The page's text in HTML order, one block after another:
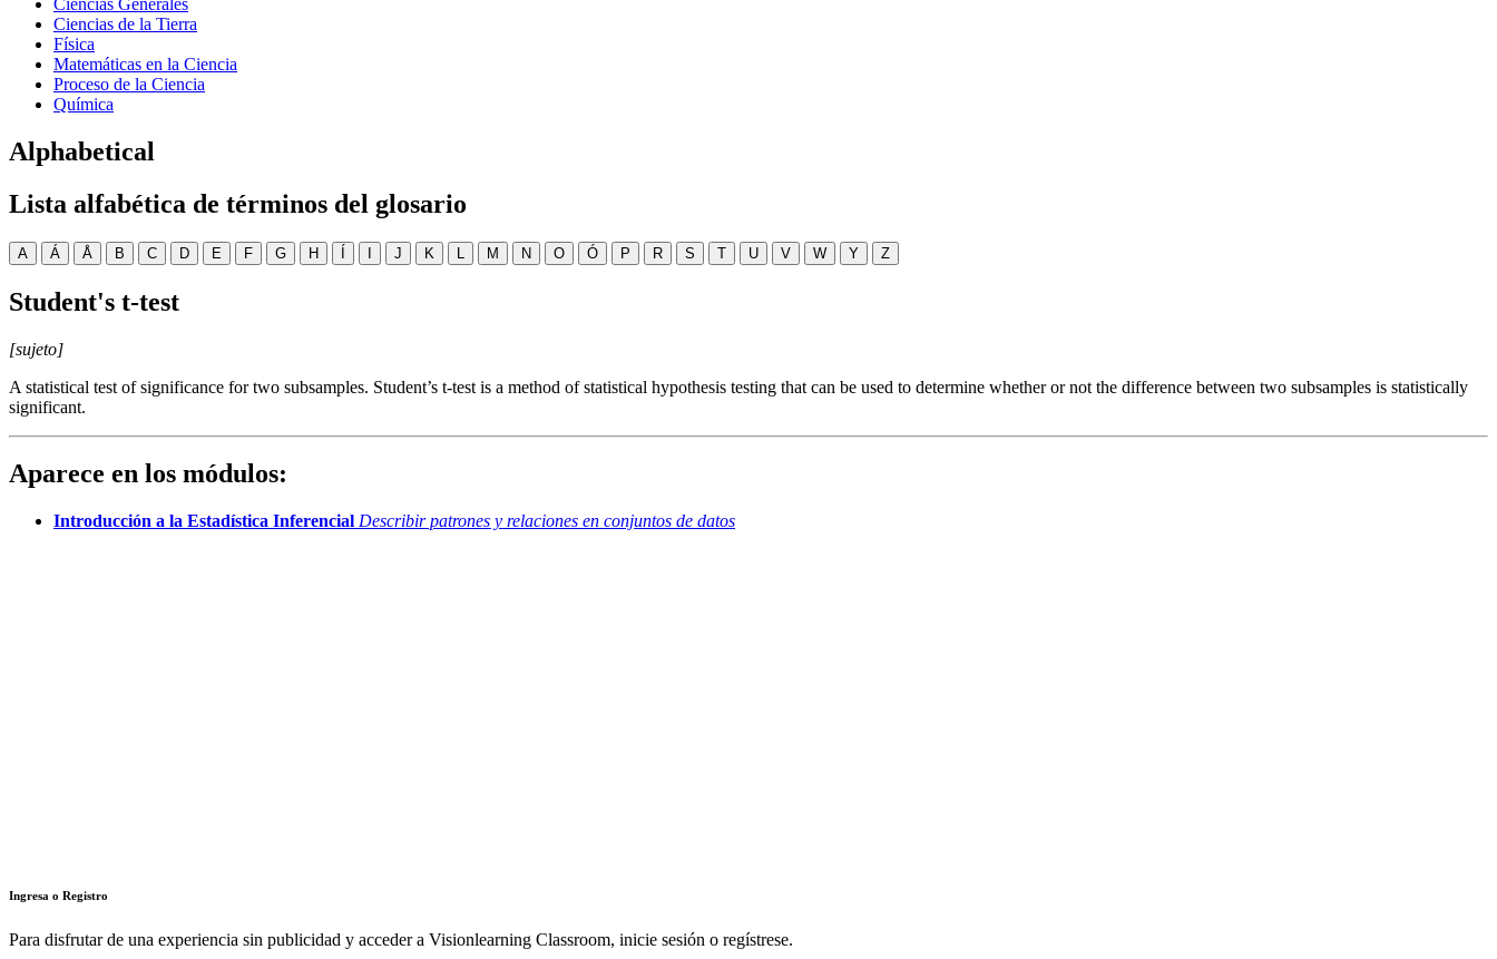
Ciencias Generales
Ciencias de la Tierra
Física
Matemáticas en la Ciencia
Proceso de la Ciencia
Química
Alphabetical
Lista alfabética de términos del glosario
A Á Å B C D E F G H Í I J K L M N O Ó P R S T U V W Y Z
Student's t-test
[sujeto]
A statistical test of significance for two subsamples. Student’s t-test is a method of statistical hypothesis testing that can be used to determine whether or not the difference between two subsamples is statistically
significant.
Aparece en los módulos:
Introducción a la Estadística Inferencial Describir patrones y relaciones en conjuntos de datos
Ingresa o Registro
Para disfrutar de una experiencia sin publicidad y acceder a Visionlearning Classroom, inicie sesión o regístrese.